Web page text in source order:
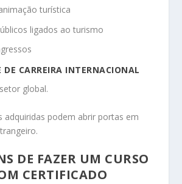
turística
ligados ao turismo
DE CARREIRA INTERNACIONAL
global.
adquiridas podem abrir portas em
DE FAZER UM CURSO
CERTIFICADO